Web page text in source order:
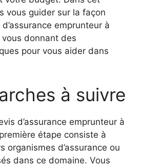
vous guider sur la façon
emprunteur à
donnant des
pour vous aider dans
à suivre
d’assurance emprunteur à
étape consiste à
organismes d’assurance ou
dans ce domaine. Vous